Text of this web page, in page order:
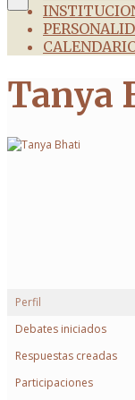
Tanya
Perfil
Debates iniciados
Respuestas creadas
Participaciones